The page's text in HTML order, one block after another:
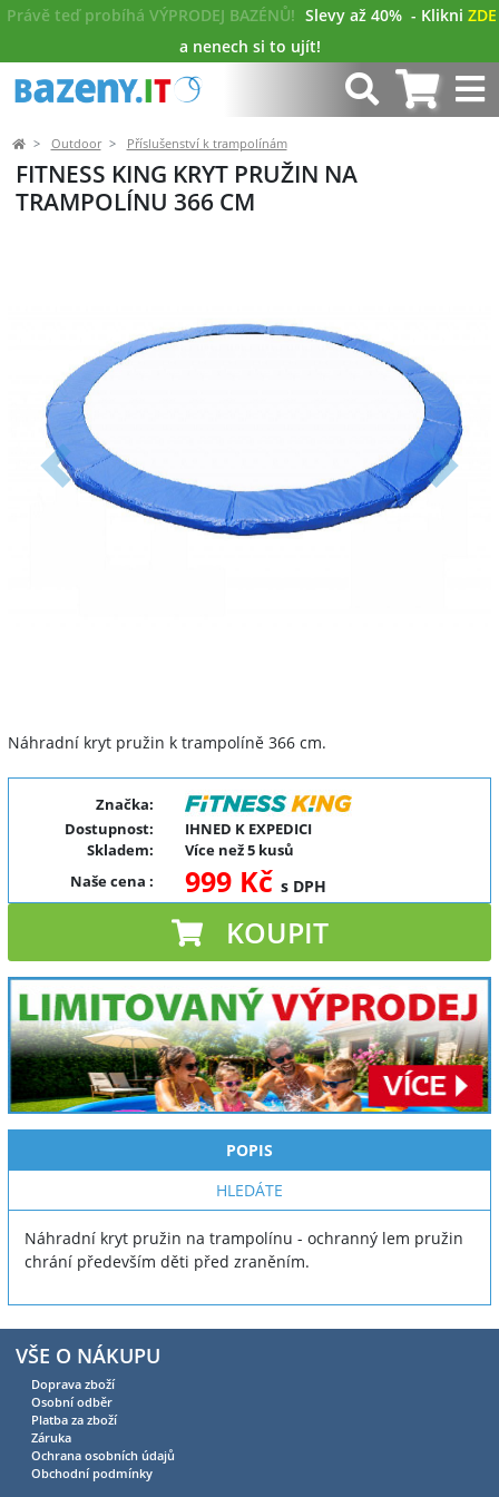
Právě teď probíhá VÝPRODEJ BAZÉNŮ! Slevy až 40% - Klikni ZDE
a nenech si to ujít!
Outdoor Příslušenství k trampolínám
FITNESS KING KRYT PRUŽIN NA
TRAMPOLÍNU 366 CM
Předchozí Další
Náhradní kryt pružin k trampolíně 366 cm.
Značka:
Dostupnost:
IHNED K EXPEDICI
Skladem:
Více než 5 kusů
Naše cena : 999 Kč s DPH
KOUPIT
POPIS
HLEDÁTE
Náhradní kryt pružin na trampolínu - ochranný lem pružin
chrání především děti před zraněním.
VŠE O NÁKUPU
Doprava zboží
Osobní odběr
Platba za zboží
Záruka
Ochrana osobních údajů
Obchodní podmínky